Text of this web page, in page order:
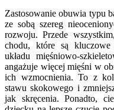
Zastosowanie obuwia typu
ze sobą szereg
rozwoju. Przede
chodu, które są kluczowe
układu mięśniowo-
angażuje więcej mięśni w
ich wzmocnienia. To z
stawu skokowego i
jak skręcenia. Ponadto,